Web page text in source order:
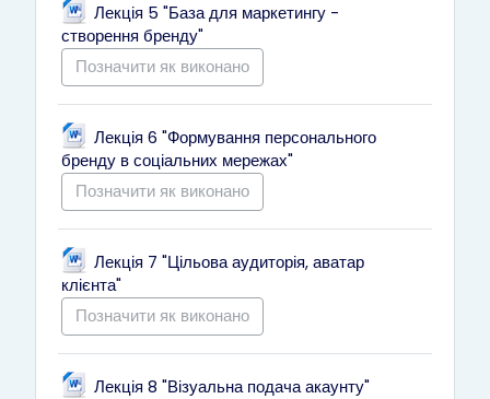
Лекція 5 "База для маркетингу -
створення бренду"Файл
Позначити як виконано
Лекція 6 "Формування персонального
бренду в соціальних мережах"Файл
Позначити як виконано
Лекція 7 "Цільова аудиторія, аватар
клієнта"Файл
Позначити як виконано
Лекція 8 "Візуальна подача акаунту"Файл